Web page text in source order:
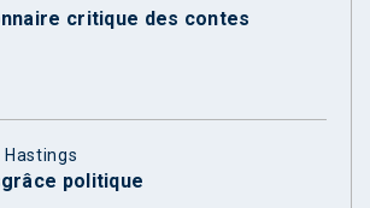
critique des contes
Hastings
politique